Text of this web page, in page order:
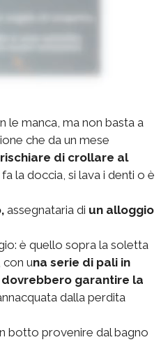
le manca, ma non basta a
che da un mese
rischiare di crollare al
la doccia, si lava i denti o è
assegnataria di un alloggio
è quello sopra la soletta
con una serie di pali in
garantire la
dalla perdita
botto provenire dal bagno